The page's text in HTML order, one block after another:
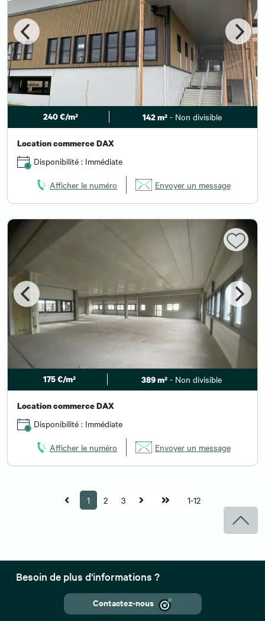
240 €/m² 142 m² - Non divisible
Location commerce DAX
Disponibilité : Immédiate
Afficher le numéro Envoyer un message
175 €/m² 389 m²- Non divisible
Location commerce DAX
Disponibilité : Immédiate
Afficher le numéro Envoyer un message
1 2 3 1-12
Besoin de plus d'informations ?
Contactez-nous